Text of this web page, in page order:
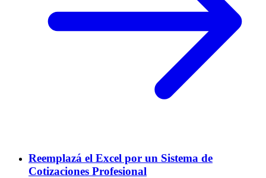
Reemplazá el Excel por un Sistema de
Cotizaciones Profesional